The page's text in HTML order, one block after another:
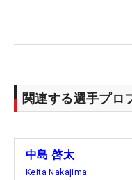
関連する選手プロ
中島 啓太
Keita Nakajima